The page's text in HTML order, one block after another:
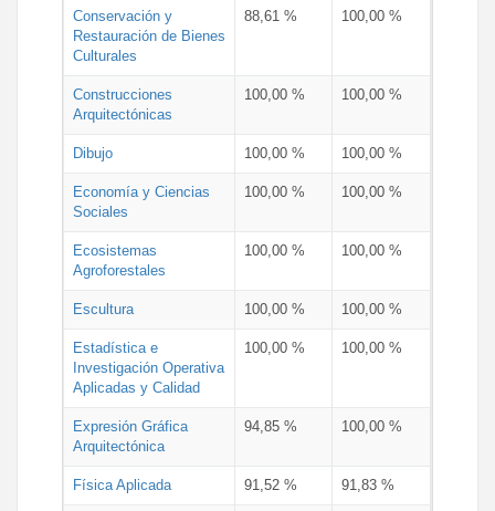
Conservación y
Restauración de Bienes
Culturales
88,61 % 100,00 %
Construcciones
Arquitectónicas
100,00 % 100,00 %
Dibujo 100,00 % 100,00 %
Economía y Ciencias
Sociales
100,00 % 100,00 %
Ecosistemas
Agroforestales
100,00 % 100,00 %
Escultura 100,00 % 100,00 %
Estadística e
Investigación Operativa
Aplicadas y Calidad
100,00 % 100,00 %
Expresión Gráfica
Arquitectónica
94,85 % 100,00 %
Física Aplicada 91,52 % 91,83 %